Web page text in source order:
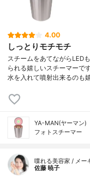
4.00
しっとりモチモチ
スチームをあてながらLED
られる嬉しいスチーマーで
水を入れて噴射出来るのも
YA-MAN(ヤーマン)
フォトスチーマー
喋れる美容家 / メー
佐藤 暁子